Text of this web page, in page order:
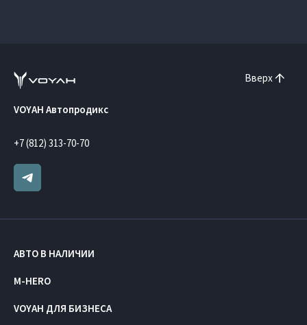
Вверх
VOYAH Автопродикс
+7 (812) 313-70-70
АВТО В НАЛИЧИИ
M-HERO
VOYAH ДЛЯ БИЗНЕСА